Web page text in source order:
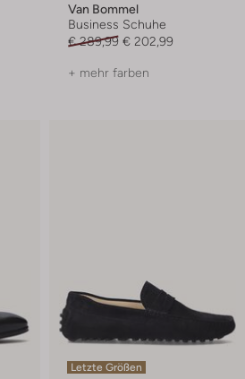
Van Bommel
Business Schuhe
€ 289,99 € 202,99
+ mehr farben
Letzte Größen